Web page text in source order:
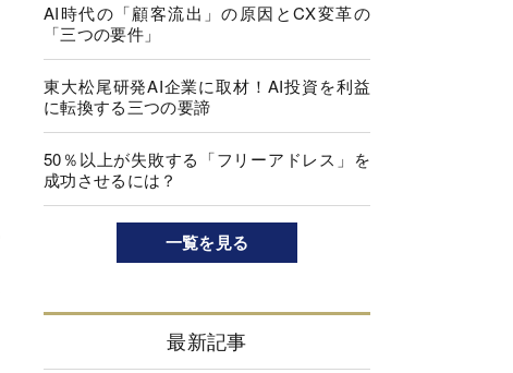
AI時代の「顧客流出」の原因とCX変革の
「三つの要件」
東大松尾研発AI企業に取材！AI投資を利益
に転換する三つの要諦
50％以上が失敗する「フリーアドレス」を
成功させるには？
一覧を見る
最新記事